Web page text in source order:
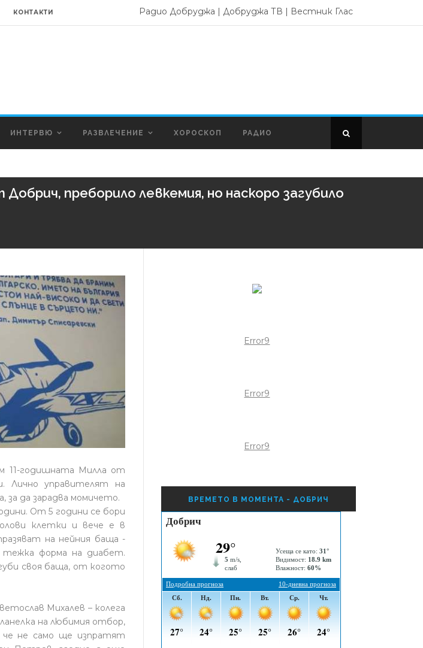
КОНТАКТИ Радио Добруджа | Добруджа ТВ | Вестник Глас
ИНТЕРВЮ РАЗВЛЕЧЕНИЕ ХОРОСКОП РАДИО
преборило левкемия, но наскоро загубило
11-годишната Милла от
Лично управителят на
за да зарадва момичето.
От 5 години се бори
клетки и вече е в
на нейния баща -
тежка форма на диабет.
своя баща, от когото
Михалев – колега
на любимия отбор,
не само ще изпратят
Error9
Error9
Error9
ВРЕМЕТО В МОМЕНТА - ДОБРИЧ